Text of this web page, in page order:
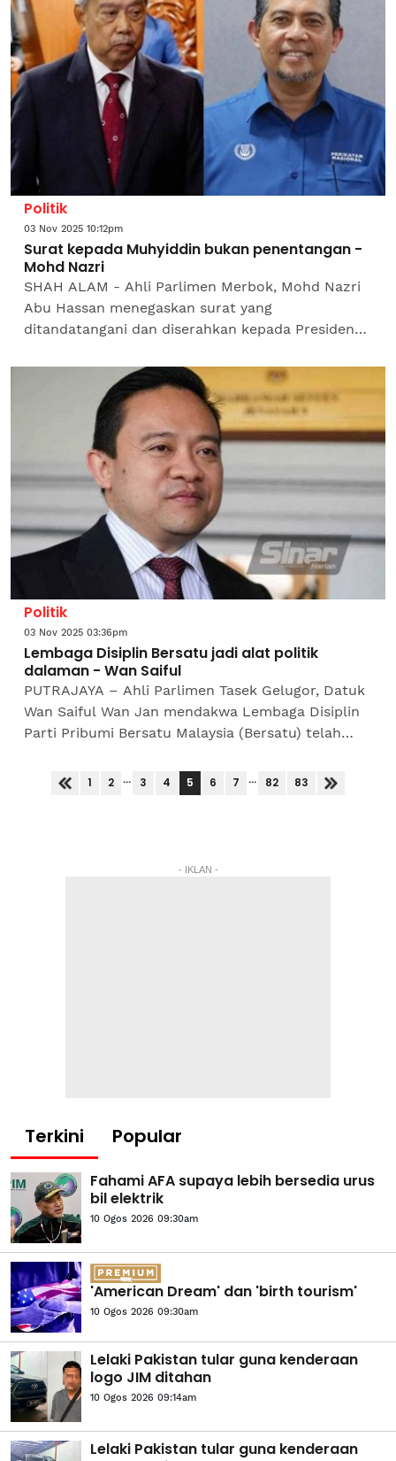
Politik
03 Nov 2025 10:12pm
Surat kepada Muhyiddin bukan penentangan -
Mohd Nazri
SHAH ALAM - Ahli Parlimen Merbok, Mohd Nazri
Abu Hassan menegaskan surat yang
ditandatangani dan diserahkan kepada Presiden
Muhyiddin Yassin bukan...
Politik
03 Nov 2025 03:36pm
Lembaga Disiplin Bersatu jadi alat politik
dalaman - Wan Saiful
PUTRAJAYA – Ahli Parlimen Tasek Gelugor, Datuk
Wan Saiful Wan Jan mendakwa Lembaga Disiplin
Parti Pribumi Bersatu Malaysia (Bersatu) telah
kepimpinan...
1 2 ... 3 4 5 6 7 ... 82 83
- IKLAN -
Terkini Popular
Fahami AFA supaya lebih bersedia urus
bil elektrik
10 Ogos 2026 09:30am
'American Dream' dan 'birth tourism'
10 Ogos 2026 09:30am
Lelaki Pakistan tular guna kenderaan
logo JIM ditahan
10 Ogos 2026 09:14am
Lelaki Pakistan tular guna kenderaan